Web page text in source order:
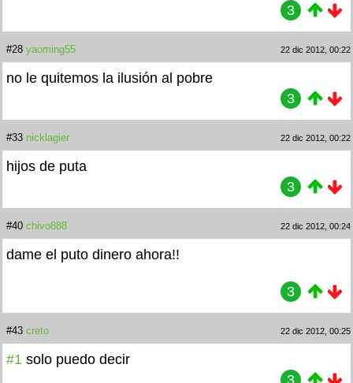
3
#28 yaoming55 22 dic 2012, 00:22
no le quitemos la ilusión al pobre
3
#33 nicklagier 22 dic 2012, 00:22
hijos de puta
3
#40 chivo888 22 dic 2012, 00:24
dame el puto dinero ahora!!
3
#43 creto 22 dic 2012, 00:25
#1 solo puedo decir
3